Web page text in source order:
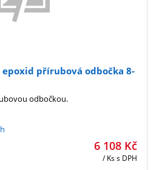
epoxid přírubová odbočka 8-
6 108 Kč
/ Kss DPH
odbočkou.